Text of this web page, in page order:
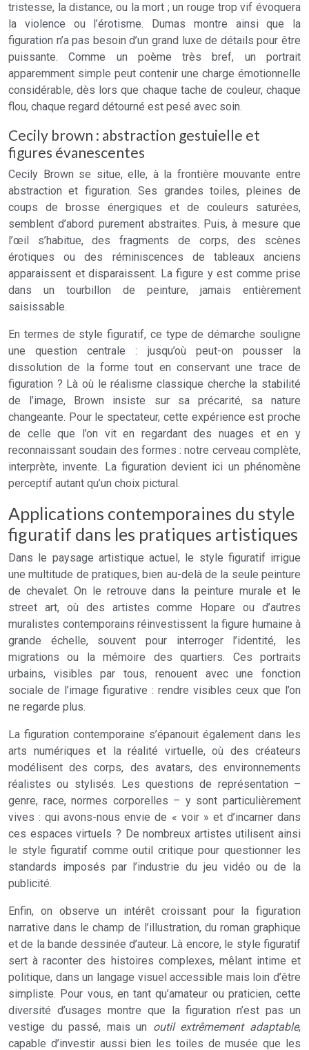
tristesse, la distance, ou la mort ; un rouge trop vif évoquera
la violence ou l’érotisme. Dumas montre ainsi que la
figuration n’a pas besoin d’un grand luxe de détails pour être
puissante. Comme un poème très bref, un portrait
apparemment simple peut contenir une charge émotionnelle
considérable, dès lors que chaque tache de couleur, chaque
flou, chaque regard détourné est pesé avec soin.
Cecily brown : abstraction gestuielle et
figures évanescentes
Cecily Brown se situe, elle, à la frontière mouvante entre
abstraction et figuration. Ses grandes toiles, pleines de
coups de brosse énergiques et de couleurs saturées,
semblent d’abord purement abstraites. Puis, à mesure que
l’œil s’habitue, des fragments de corps, des scènes
érotiques ou des réminiscences de tableaux anciens
apparaissent et disparaissent. La figure y est comme prise
dans un tourbillon de peinture, jamais entièrement
saisissable.
En termes de style figuratif, ce type de démarche souligne
une question centrale : jusqu’où peut-on pousser la
dissolution de la forme tout en conservant une trace de
figuration ? Là où le réalisme classique cherche la stabilité
de l’image, Brown insiste sur sa précarité, sa nature
changeante. Pour le spectateur, cette expérience est proche
de celle que l’on vit en regardant des nuages et en y
reconnaissant soudain des formes : notre cerveau complète,
interprète, invente. La figuration devient ici un phénomène
perceptif autant qu’un choix pictural.
Applications contemporaines du style
figuratif dans les pratiques artistiques
Dans le paysage artistique actuel, le style figuratif irrigue
une multitude de pratiques, bien au-delà de la seule peinture
de chevalet. On le retrouve dans la peinture murale et le
street art, où des artistes comme Hopare ou d’autres
muralistes contemporains réinvestissent la figure humaine à
grande échelle, souvent pour interroger l’identité, les
migrations ou la mémoire des quartiers. Ces portraits
urbains, visibles par tous, renouent avec une fonction
sociale de l’image figurative : rendre visibles ceux que l’on
ne regarde plus.
La figuration contemporaine s’épanouit également dans les
arts numériques et la réalité virtuelle, où des créateurs
modélisent des corps, des avatars, des environnements
réalistes ou stylisés. Les questions de représentation –
genre, race, normes corporelles – y sont particulièrement
vives : qui avons-nous envie de « voir » et d’incarner dans
ces espaces virtuels ? De nombreux artistes utilisent ainsi
le style figuratif comme outil critique pour questionner les
standards imposés par l’industrie du jeu vidéo ou de la
publicité.
Enfin, on observe un intérêt croissant pour la figuration
narrative dans le champ de l’illustration, du roman graphique
et de la bande dessinée d’auteur. Là encore, le style figuratif
sert à raconter des histoires complexes, mêlant intime et
politique, dans un langage visuel accessible mais loin d’être
simpliste. Pour vous, en tant qu’amateur ou praticien, cette
diversité d’usages montre que la figuration n’est pas un
vestige du passé, mais un outil extrêmement adaptable,
capable d’investir aussi bien les toiles de musée que les